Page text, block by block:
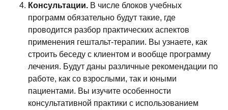
Консультации. В числе блоков учебных
программ обязательно будут такие, где
проводится разбор практических аспектов
применения гештальт-терапии. Вы узнаете, как
строить беседу с клиентом и вообще программу
лечения. Будут даны различные рекомендации по
работе, как со взрослыми, так и юными
пациентами. Вы изучите особенности
консультативной практики с использованием